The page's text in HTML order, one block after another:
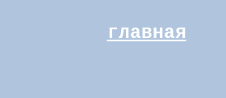
главная